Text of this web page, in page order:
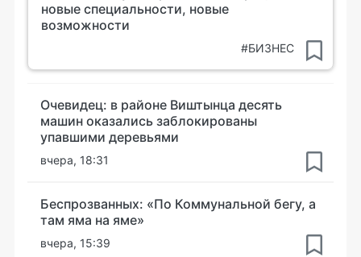
новые специальности, новые
возможности
#БИЗНЕС
Очевидец: в районе Виштынца десять
машин оказались заблокированы
упавшими деревьями
вчера, 18:31
Беспрозванных: «По Коммунальной бегу, а
там яма на яме»
вчера, 15:39